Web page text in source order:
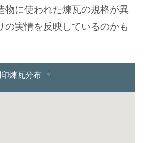
物に使われた煉瓦の規格が異
の実情を反映しているのかも